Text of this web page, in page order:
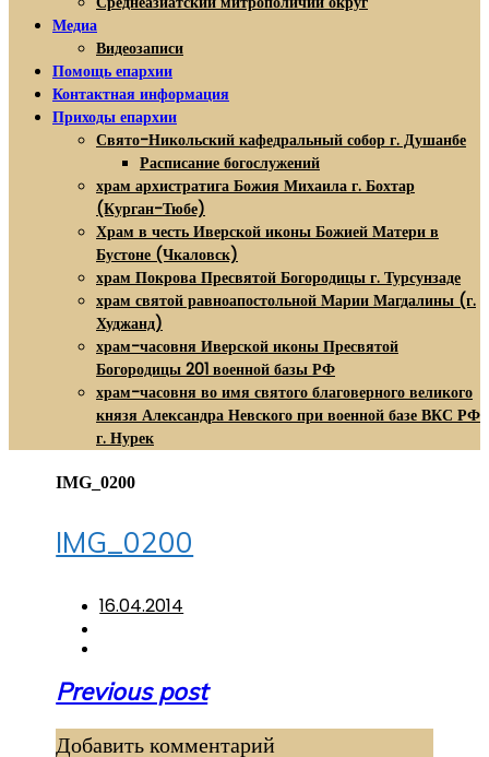
Медиа
Видеозаписи
Помощь епархии
Контактная информация
Приходы епархии
Свято-Никольский кафедральный собор г. Душанбе
Расписание богослужений
храм архистратига Божия Михаила г. Бохтар
(Курган-Тюбе)
Храм в честь Иверской иконы Божией Матери в
Бустоне (Чкаловск)
храм Покрова Пресвятой Богородицы г. Турсунзаде
храм святой равноапостольной Марии Магдалины (г.
Худжанд)
храм-часовня Иверской иконы Пресвятой
Богородицы 201 военной базы РФ
храм-часовня во имя святого благоверного великого
князя Александра Невского при военной базе ВКС РФ
г. Нурек
IMG_0200
IMG_0200
16.04.2014
Навигация
записям
Previous post
Добавить комментарий